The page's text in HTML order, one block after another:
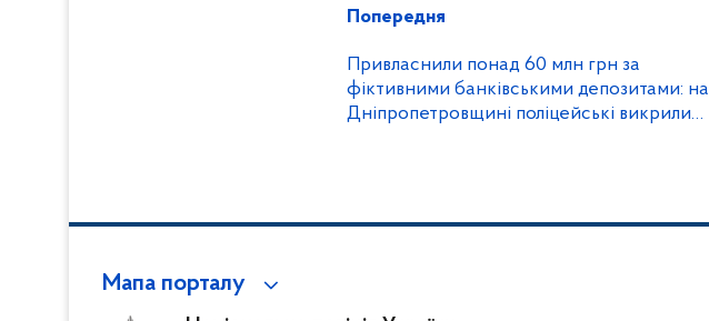
Попередня
Привласнили понад 60 млн грн за
фіктивними банківськими депозитами: на
Дніпропетровщині поліцейські викрили
Мапа порталу